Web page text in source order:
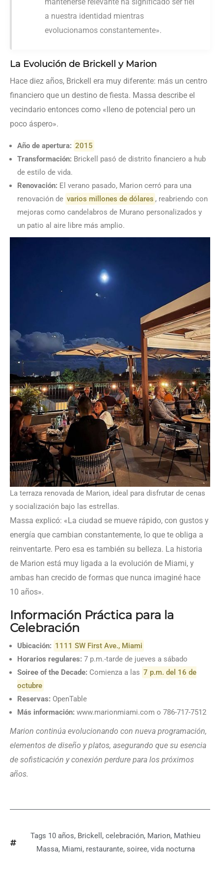
a nuestra identidad mientras
evolucionamos constantemente».
La Evolución de Brickell y Marion
Hace diez años, Brickell era muy diferente: más un centro
financiero que un destino de fiesta. Massa describe el
vecindario entonces como «lleno de potencial pero un
poco áspero».
Año de apertura: 2015
Transformación: Brickell pasó de distrito financiero a hub
de estilo de vida.
Renovación: El verano pasado, Marion cerró para una
renovación de varios millones de dólares , reabriendo con
mejoras como candelabros de Murano personalizados y
un patio al aire libre más amplio.
La terraza renovada de Marion, ideal para disfrutar de cenas
y socialización bajo las estrellas.
Massa explicó: «La ciudad se mueve rápido, con gustos y
energía que cambian constantemente, lo que te obliga a
reinventarte. Pero esa es también su belleza. La historia
de Marion está muy ligada a la evolución de Miami, y
ambas han crecido de formas que nunca imaginé hace
10 años».
Información Práctica para la
Celebración
Ubicación: 1111 SW First Ave., Miami
Horarios regulares: 7 p.m.-tarde de jueves a sábado
Soiree of the Decade: Comienza a las 7 p.m. del 16 de
octubre
Reservas: OpenTable
Más información: www.marionmiami.com o 786-717-7512
Marion continúa evolucionando con nueva programación,
elementos de diseño y platos, asegurando que su esencia
de sofisticación y conexión perdure para los próximos
años.
Tags 10 años, Brickell , celebración, Marion, Mathieu
Massa, Miami, restaurante, soiree, vida nocturna